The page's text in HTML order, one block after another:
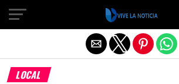
LOCAL
Salir de la versión móvil